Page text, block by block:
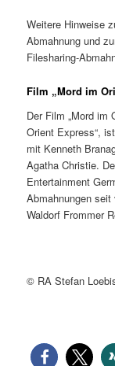
Weitere Hinweise
Abmahnung und
Filesharing-
Film „Mord im
Der Film „Mord im
Orient Express“,
mit Kenneth
Agatha Christie.
Entertainment
Abmahnungen
Waldorf Frommer
© RA Stefan